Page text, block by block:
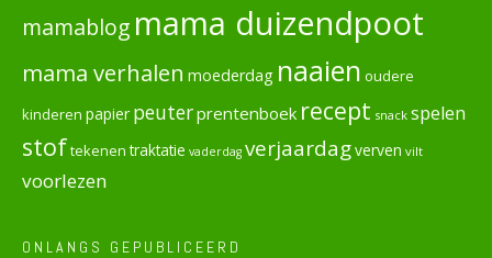
mamablog mama duizendpoot
mama verhalen moederdag naaien oudere
kinderen papier peuterprentenboek recept snack spelen
stoftekenen traktatie vaderdag verjaardagverven vilt
voorlezen
ONLANGS GEPUBLICEERD